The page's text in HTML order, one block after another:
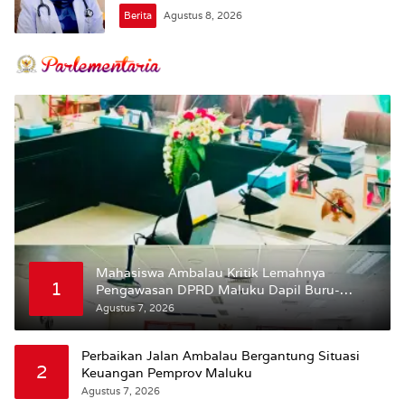
Berita Agustus 8, 2026
1
Mahasiswa Ambalau Kritik Lemahnya
Pengawasan DPRD Maluku Dapil Buru-
Bursel Terhadap Proses Perubahan Status
Jalan
Agustus 7, 2026
2
Perbaikan Jalan Ambalau Bergantung Situasi
Keuangan Pemprov Maluku
Agustus 7, 2026